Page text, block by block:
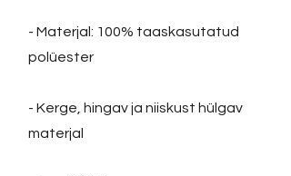
- Materjal: 100% taaskasutatud
polüester
- Kerge, hingav ja niiskust hülgav
materjal